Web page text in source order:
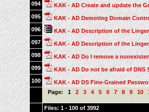
094
KAK - AD Create and update the
095
KAK - AD Demoting Domain
096
KAK - AD Description of the
097
KAK - AD Description of the
098
KAK - AD Do I remove a
099
KAK - AD Do not be afraid of
100
KAK - AD DS Fine-Grained
Page:
1 2 3 4 5 6 7 8 9 10
Files: 1 - 100 of 3992